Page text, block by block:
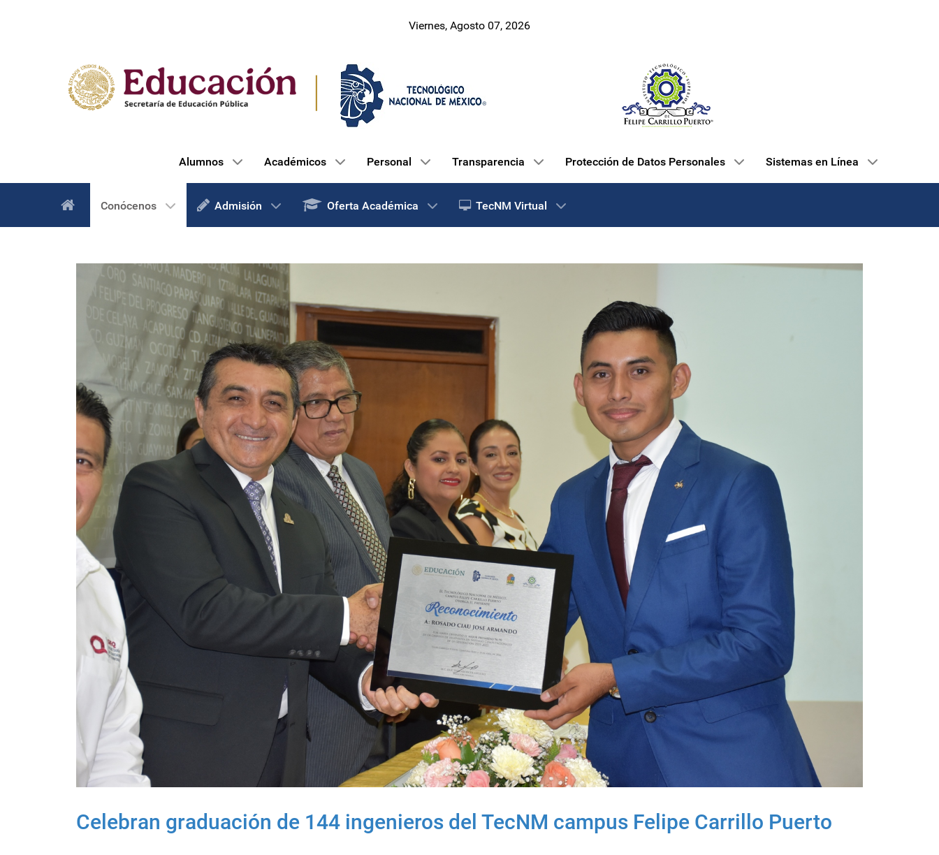
Viernes, Agosto 07, 2026
Alumnos Académicos Personal Transparencia Protección de Datos Personales Sistemas en Línea
Conócenos Admisión Oferta Académica TecNM Virtual
Celebran graduación de 144 ingenieros del TecNM campus Felipe Carrillo Puerto